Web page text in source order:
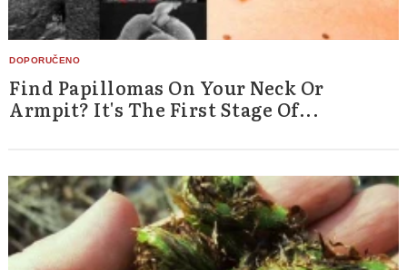
Find Papillomas On Your Neck Or
Armpit? It's The First Stage Of...